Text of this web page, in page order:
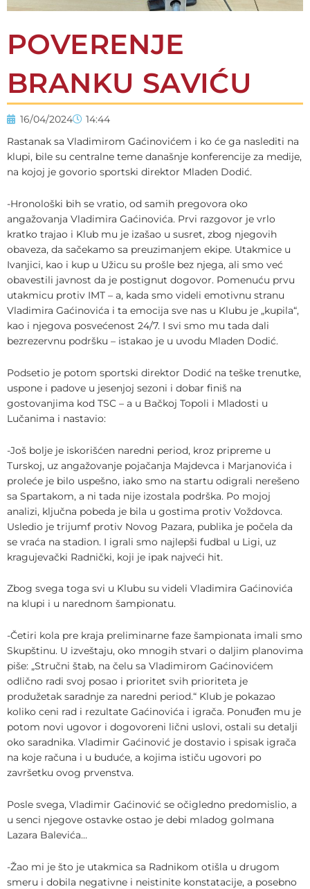
POVERENJE
BRANKU SAVIĆU
16/04/2024
14:44
Rastanak sa Vladimirom Gaćinovićem i ko će ga naslediti na
klupi, bile su centralne teme današnje konferencije za medije,
na kojoj je govorio sportski direktor Mladen Dodić.
-Hronološki bih se vratio, od samih pregovora oko
angažovanja Vladimira Gaćinovića. Prvi razgovor je vrlo
kratko trajao i Klub mu je izašao u susret, zbog njegovih
obaveza, da sačekamo sa preuzimanjem ekipe. Utakmice u
Ivanjici, kao i kup u Užicu su prošle bez njega, ali smo već
obavestili javnost da je postignut dogovor. Pomenuću prvu
utakmicu protiv IMT – a, kada smo videli emotivnu stranu
Vladimira Gaćinovića i ta emocija sve nas u Klubu je „kupila“,
kao i njegova posvećenost 24/7. I svi smo mu tada dali
bezrezervnu podršku – istakao je u uvodu Mladen Dodić.
Podsetio je potom sportski direktor Dodić na teške trenutke,
uspone i padove u jesenjoj sezoni i dobar finiš na
gostovanjima kod TSC – a u Bačkoj Topoli i Mladosti u
Lučanima i nastavio:
-Još bolje je iskorišćen naredni period, kroz pripreme u
Turskoj, uz angažovanje pojačanja Majdevca i Marjanovića i
proleće je bilo uspešno, iako smo na startu odigrali nerešeno
sa Spartakom, a ni tada nije izostala podrška. Po mojoj
analizi, ključna pobeda je bila u gostima protiv Voždovca.
Usledio je trijumf protiv Novog Pazara, publika je počela da
se vraća na stadion. I igrali smo najlepši fudbal u Ligi, uz
kragujevački Radnički, koji je ipak najveći hit.
Zbog svega toga svi u Klubu su videli Vladimira Gaćinovića
na klupi i u narednom šampionatu.
-Četiri kola pre kraja preliminarne faze šampionata imali smo
Skupštinu. U izveštaju, oko mnogih stvari o daljim planovima
piše: „Stručni štab, na čelu sa Vladimirom Gaćinovićem
odlično radi svoj posao i prioritet svih prioriteta je
produžetak saradnje za naredni period.“ Klub je pokazao
koliko ceni rad i rezultate Gaćinovića i igrača. Ponuđen mu je
potom novi ugovor i dogovoreni lični uslovi, ostali su detalji
oko saradnika. Vladimir Gaćinović je dostavio i spisak igrača
na koje računa i u buduće, a kojima ističu ugovori po
završetku ovog prvenstva.
Posle svega, Vladimir Gaćinović se očigledno predomislio, a
u senci njegove ostavke ostao je debi mladog golmana
Lazara Balevića…
-Žao mi je što je utakmica sa Radnikom otišla u drugom
smeru i dobila negativne i neistinite konstatacije, a posebno